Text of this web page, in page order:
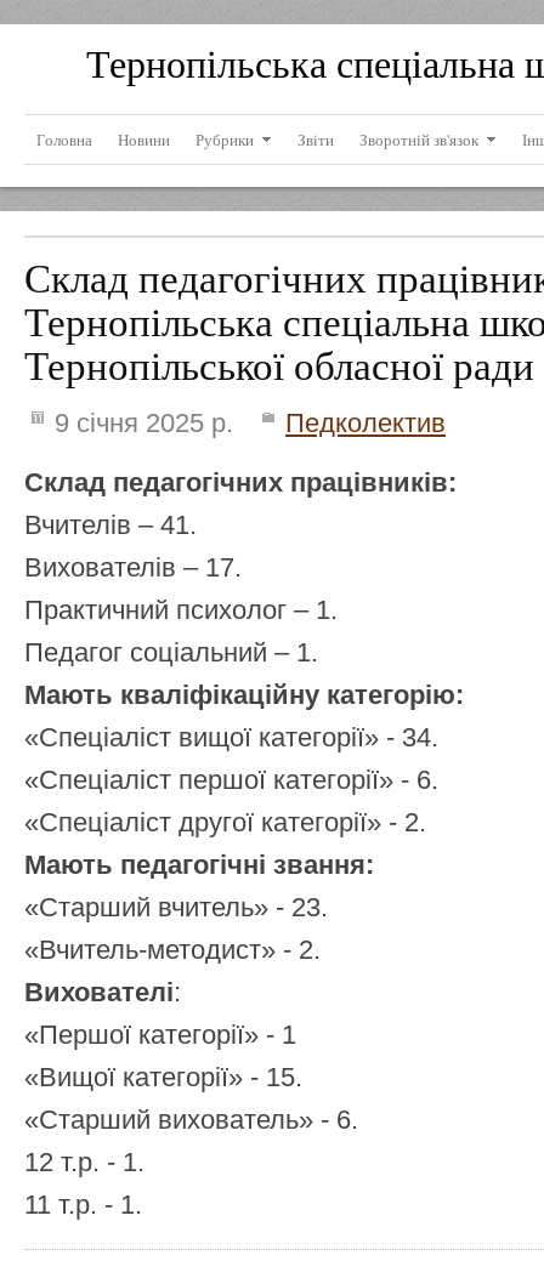
Тернопільська спеціальна
Головна Новини Рубрики Звіти Зворотній зв'язок
Склад педагогічних
Тернопільська спеціальна
Тернопільської обласної ради
9 січня 2025 р.
Педколектив
Склад педагогічних працівників:
Вчителів – 41.
Вихователів – 17.
Практичний психолог – 1.
Педагог соціальний – 1.
Мають кваліфікаційну категорію:
«Спеціаліст вищої категорії» - 34.
«Спеціаліст першої категорії» - 6.
«Спеціаліст другої категорії» - 2.
Мають педагогічні звання:
«Старший вчитель» - 23.
«Вчитель-методист» - 2.
Вихователі:
«Першої категорії» - 1
«Вищої категорії» - 15.
«Старший вихователь» - 6.
12 т.р. - 1.
11 т.р. - 1.